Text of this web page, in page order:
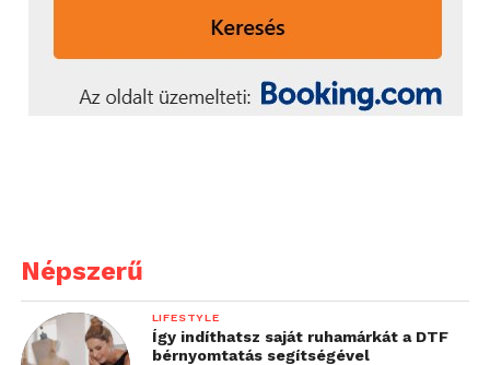
Népszerű
LIFESTYLE
Így indíthatsz saját ruhamárkát a DTF
bérnyomtatás segítségével